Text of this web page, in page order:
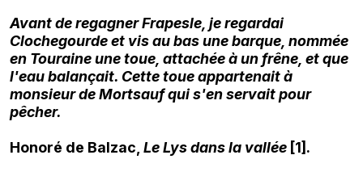
Avant de regagner Frapesle, je regardai
Clochegourde et vis au bas une barque, nommée
en Touraine une toue, attachée à un frêne, et que
l'eau balançait. Cette toue appartenait à
monsieur de Mortsauf qui s'en servait pour
pêcher.
Honoré de Balzac, Le Lys dans la vallée [1].